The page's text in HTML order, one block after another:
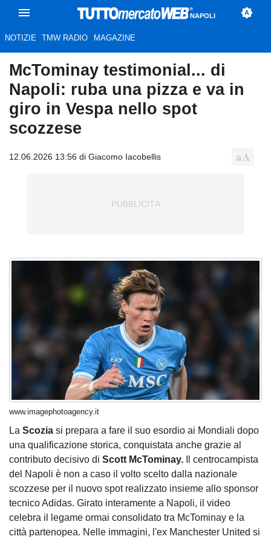
NAPOLI
NOTIZIE TMW RADIO MAGAZINE
McTominay testimonial... di
Napoli: ruba una pizza e va in
giro in Vespa nello spot
scozzese
12.06.2026 13:56 di Giacomo Iacobellis
www.imagephotoagency.it
La Scozia si prepara a fare il suo esordio ai Mondiali dopo
una qualificazione storica, conquistata anche grazie al
contributo decisivo di Scott McTominay. Il centrocampista
del Napoli è non a caso il volto scelto dalla nazionale
scozzese per il nuovo spot realizzato insieme allo sponsor
tecnico Adidas. Girato interamente a Napoli, il video
celebra il legame ormai consolidato tra McTominay e la
città partenopea. Nelle immagini, l'ex Manchester United si